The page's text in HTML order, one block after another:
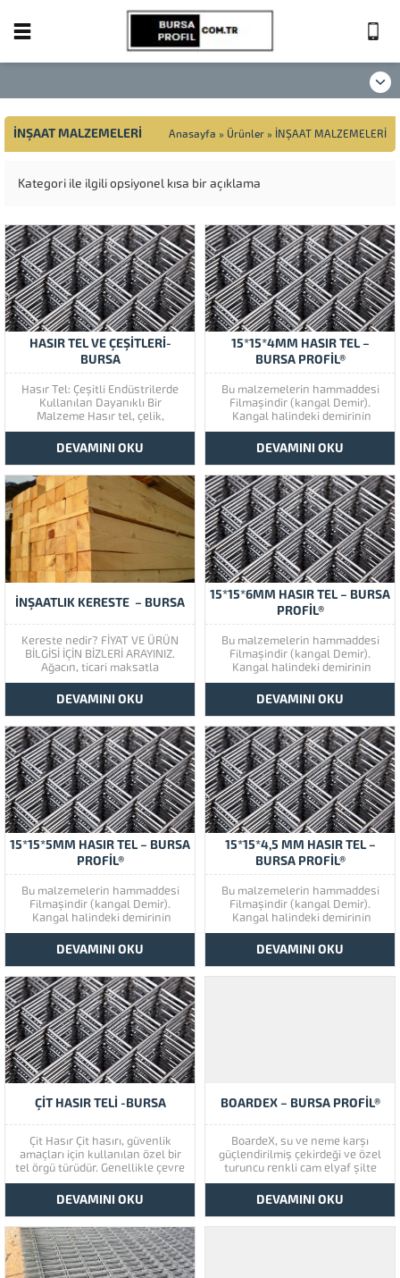
İNŞAAT MALZEMELERİ Anasayfa » Ürünler » İNŞAAT MALZEMELERİ
Kategori ile ilgili opsiyonel kısa bir açıklama
HASIR TEL VE ÇEŞİTLERİ-
BURSA
Hasır Tel: Çeşitli Endüstrilerde
Kullanılan Dayanıklı Bir
Malzeme Hasır tel, çelik,
alüminyum veya bakır gibi
malzemelerden üretilen, örme
veya dokuma yöntemleriyle
yapılan bir tür tel ürünüdür.
Genellikle çeşitli endüstrilerde
çeşitli amaçlar için kullanılan
dayanıklı bir malzemedir. Hasır
telin çeşitli uygulama...
DEVAMINI OKU
15*15*4MM HASIR TEL –
BURSA PROFİL®
Bu malzemelerin hammaddesi
Filmaşindir (kangal Demir).
Kangal halindeki demirinin
soğuk çekme yolu ile fiziki
özellikleri değiştirilerek
çekilmesi ve doğrultulup
istenilen boylarda kesilmesi ile
mukavemeti arttırılmış nervürlü,
yüksek kaliteli çelik hasır
çubukları elde edilir. ÜRÜN VE
FİYAT BİLGİSİ İÇİN BİZLERİ
ARAYABİLİRSİNİZ.
DEVAMINI OKU
İNŞAATLIK KERESTE – BURSA
Kereste nedir? FİYAT VE ÜRÜN
BİLGİSİ İÇİN BİZLERİ ARAYINIZ.
Ağacın, ticari maksatla
kullanılabilir duruma getirilmiş
hali. Bulunduğu şekliyle
kullanılamayan ağaç, önce
kesilir sonra hızar atölyelerinde
kereste haline getirilir.
Keresteler, sınıflandırılır,
kurutulur, gerekiyorsa son
işlemler yapılıp pazarlanır.
Dünyada ortalama olarak,
kesilen...
DEVAMINI OKU
15*15*6MM HASIR TEL – BURSA
PROFİL®
Bu malzemelerin hammaddesi
Filmaşindir (kangal Demir).
Kangal halindeki demirinin
soğuk çekme yolu ile fiziki
özellikleri değiştirilerek
çekilmesi ve doğrultulup
istenilen boylarda kesilmesi ile
mukavemeti arttırılmış nervürlü,
yüksek kaliteli çelik hasır
çubukları elde edilir. ÜRÜN VE
FİYAT BİLGİSİ İÇİN BİZLERİ
ARAYABİLİRSİNİZ.
DEVAMINI OKU
15*15*5MM HASIR TEL – BURSA
PROFİL®
Bu malzemelerin hammaddesi
Filmaşindir (kangal Demir).
Kangal halindeki demirinin
soğuk çekme yolu ile fiziki
özellikleri değiştirilerek
çekilmesi ve doğrultulup
istenilen boylarda kesilmesi ile
mukavemeti arttırılmış nervürlü,
yüksek kaliteli çelik hasır
çubukları elde edilir. ÜRÜN VE
FİYAT BİLGİSİ İÇİN BİZLERİ
ARAYABİLİRSİNİZ.
DEVAMINI OKU
15*15*4,5 MM HASIR TEL –
BURSA PROFİL®
Bu malzemelerin hammaddesi
Filmaşindir (kangal Demir).
Kangal halindeki demirinin
soğuk çekme yolu ile fiziki
özellikleri değiştirilerek
çekilmesi ve doğrultulup
istenilen boylarda kesilmesi ile
DEVAMINI OKU
ÇİT HASIR TELİ -BURSA
Çit Hasır Çit hasırı, güvenlik
amaçları için kullanılan özel bir
tel örgü türüdür. Genellikle çevre
güvenliği, sınırları belirleme ve
erişim kontrolü gibi alanlarda
kullanılır. GÖZ ÖLÇÜLERİ 5*15 CM
‘DİR ÜRÜN FİYAT BİLGİSİ İÇİN
ARAYINIZ.
DEVAMINI OKU
BOARDEX – BURSA PROFİL®
BoardeX, su ve neme karşı
güçlendirilmiş çekirdeği ve özel
turuncu renkli cam elyaf şilte
kaplaması ile dış duvar
imalatında kullanılan dış cephe
kaplama levhasıdır. Dış cephe
imalatlarında, her türlü kaplama
DEVAMINI OKU